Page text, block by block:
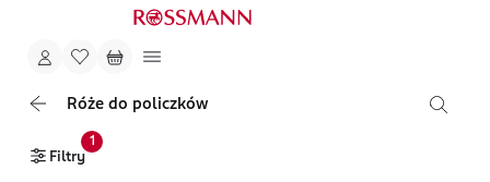
Róże do policzków
Filtry
1